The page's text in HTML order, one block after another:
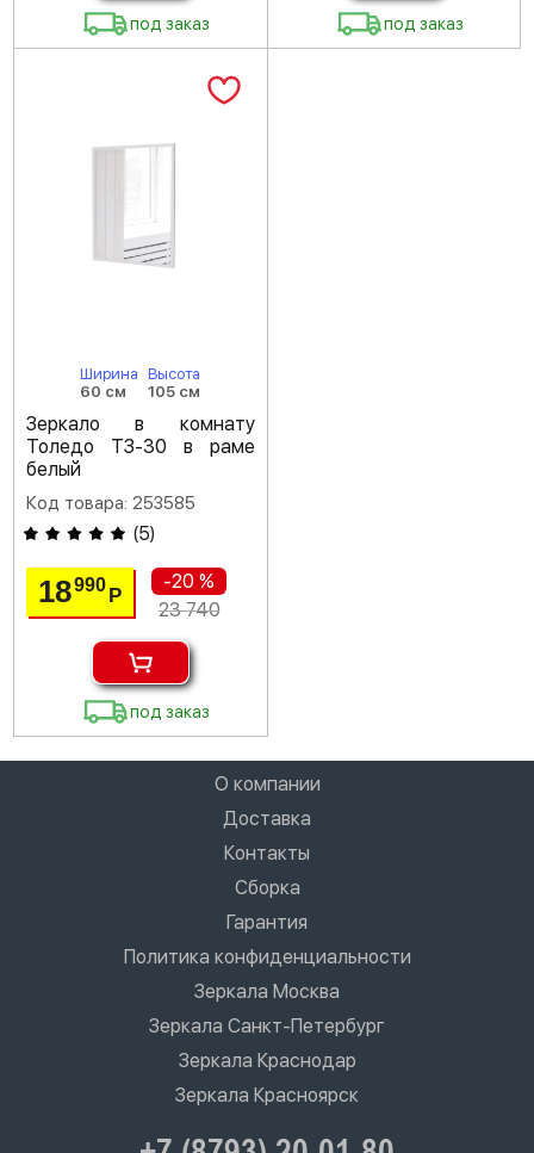
под заказ под заказ
Ширина
60 см
Высота
105 см
Зеркало в комнату
Толедо ТЗ-30 в раме
белый
Код товара: 253585
(5)
18990 Р
-20 %
23 740
под заказ
О компании
Доставка
Контакты
Сборка
Гарантия
Политика конфиденциальности
Зеркала Москва
Зеркала Санкт-Петербург
Зеркала Краснодар
Зеркала Красноярск